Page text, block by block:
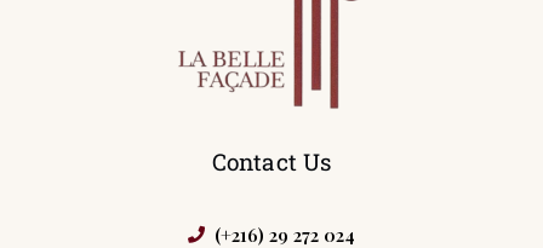
Contact Us
(+216) 29 272 024